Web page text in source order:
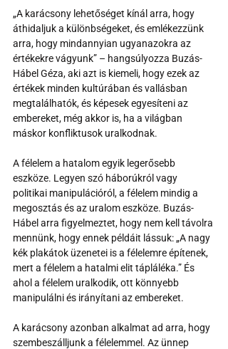
„A karácsony lehetőséget kínál arra, hogy
áthidaljuk a különbségeket, és emlékezzünk
arra, hogy mindannyian ugyanazokra az
értékekre vágyunk” – hangsúlyozza Buzás-
Hábel Géza, aki azt is kiemeli, hogy ezek az
értékek minden kultúrában és vallásban
megtalálhatók, és képesek egyesíteni az
embereket, még akkor is, ha a világban
máskor konfliktusok uralkodnak.
A félelem a hatalom egyik legerősebb
eszköze. Legyen szó háborúkról vagy
politikai manipulációról, a félelem mindig a
megosztás és az uralom eszköze. Buzás-
Hábel arra figyelmeztet, hogy nem kell távolra
mennünk, hogy ennek példáit lássuk: „A nagy
kék plakátok üzenetei is a félelemre építenek,
mert a félelem a hatalmi elit tápláléka.” És
ahol a félelem uralkodik, ott könnyebb
manipulálni és irányítani az embereket.
A karácsony azonban alkalmat ad arra, hogy
szembeszálljunk a félelemmel. Az ünnep